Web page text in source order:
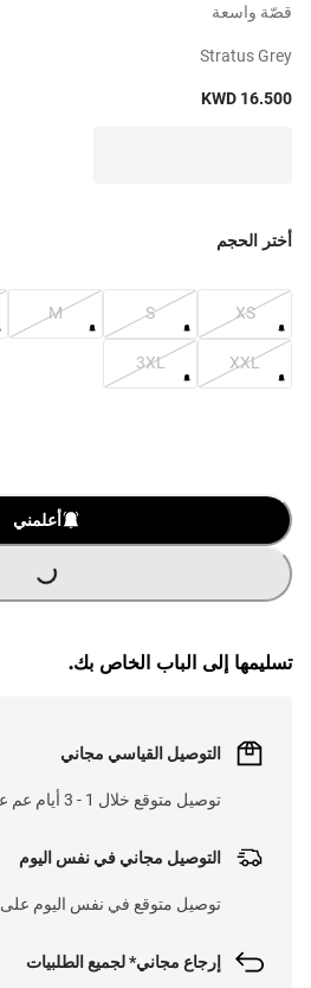
قصّة واسعة
Stratus Grey
KWD 16.500
أختر الحجم
XS
S
M
XXL
3XL
أعلمني
G
.
تسليمها إلى الباب الخاص بك.
التوصيل القياسي مجاني
توصيل متوقع خلال 1 - 3 أيام عم على 25 د.ك
التوصيل مجاني في نفس اليوم
توصيل متوقع في نفس اليوم على 25 د.ك
إرجاع مجاني* لجميع الطلبيات